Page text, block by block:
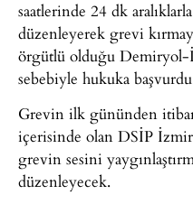
saatlerinde 24 dk
düzenleyerek grevi
örgütlü olduğu Demiryol-
sebebiyle hukuka
Grevin ilk gününden
içerisinde olan DSİP
grevin sesini
düzenleyecek.